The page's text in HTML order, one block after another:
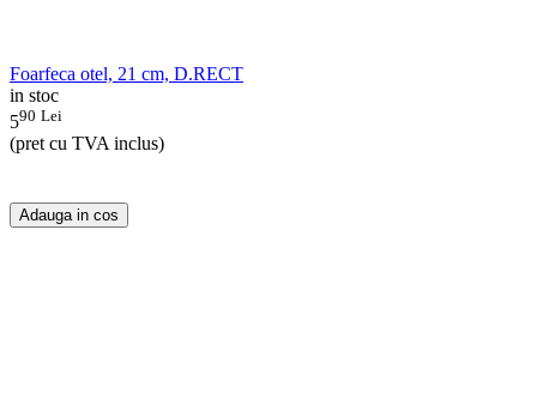
Foarfeca otel, 21 cm, D.RECT
in stoc
590 Lei
(pret cu TVA inclus)
Adauga in cos